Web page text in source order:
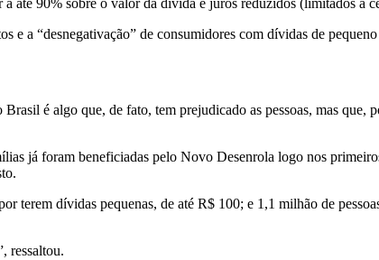
e a “desnegativação” de consumidores com dívidas de
é algo que, de fato, tem prejudicado as pessoas, mas
já foram beneficiadas pelo Novo Desenrola logo nos
terem dívidas pequenas, de até R$ 100; e 1,1 milhão de
ressaltou.